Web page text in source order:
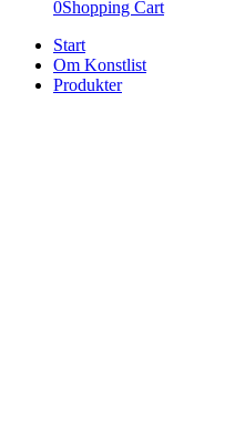
0Shopping Cart
Start
Om Konstlist
Produkter